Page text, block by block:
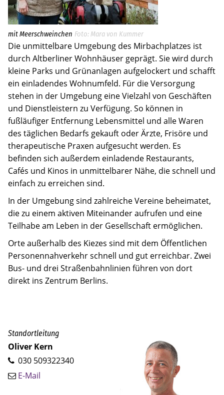
mit Meerschweinchen Mara von Kummer
Die unmittelbare Umgebung des Mirbachplatzes ist
durch Altberliner Wohnhäuser geprägt. Sie wird durch
kleine Parks und Grünanlagen aufgelockert und schafft
ein einladendes Wohnumfeld. Für die Versorgung
stehen in der Umgebung eine Vielzahl von Geschäften
und Dienstleistern zu Verfügung. So können in
fußläufiger Entfernung Lebensmittel und alle Waren
des täglichen Bedarfs gekauft oder Ärzte, Frisöre und
therapeutische Praxen aufgesucht werden. Es
befinden sich außerdem einladende Restaurants,
Cafés und Kinos in unmittelbarer Nähe, die schnell und
einfach zu erreichen sind.
In der Umgebung sind zahlreiche Vereine beheimatet,
die zu einem aktiven Miteinander aufrufen und eine
Teilhabe am Leben in der Gesellschaft ermöglichen.
Orte außerhalb des Kiezes sind mit dem Öffentlichen
Personennahverkehr schnell und gut erreichbar. Zwei
Bus- und drei Straßenbahnlinien führen von dort
direkt ins Zentrum Berlins.
Standortleitung
Oliver Kern
030 509322340
E-Mail